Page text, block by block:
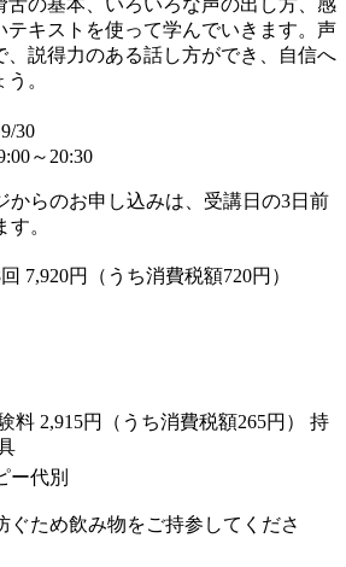
テキストを使って学んでいきます。声
、説得力のある話し方ができ、自信へ
。
30
～20:30
からのお申し込みは、受講日の3日前
す。
7,920円（うち消費税額720円）
料 2,915円（うち消費税額265円） 持
ー代別
ぐため飲み物をご持参してくださ